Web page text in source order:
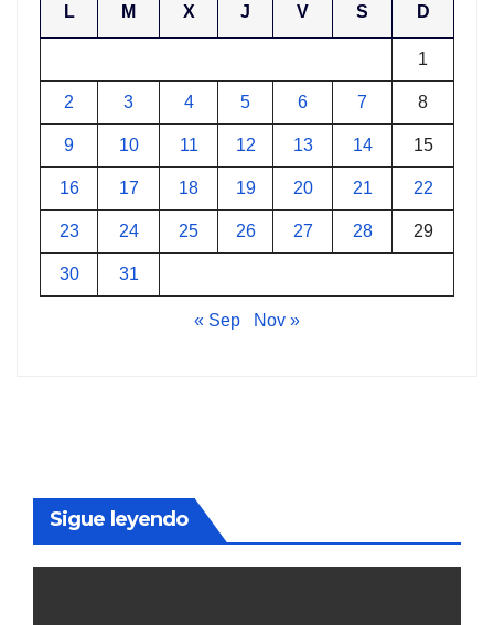
L M X J V S D
1
2 3 4 5 6 7 8
9 10 11 12 13 14 15
16 17 18 19 20 21 22
23 24 25 26 27 28 29
30 31
« Sep Nov »
Sigue leyendo